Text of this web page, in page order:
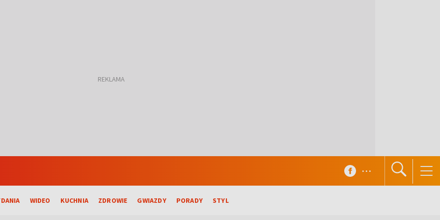
WIDEO KUCHNIA ZDROWIE GWIAZDY PORADY STYL
...